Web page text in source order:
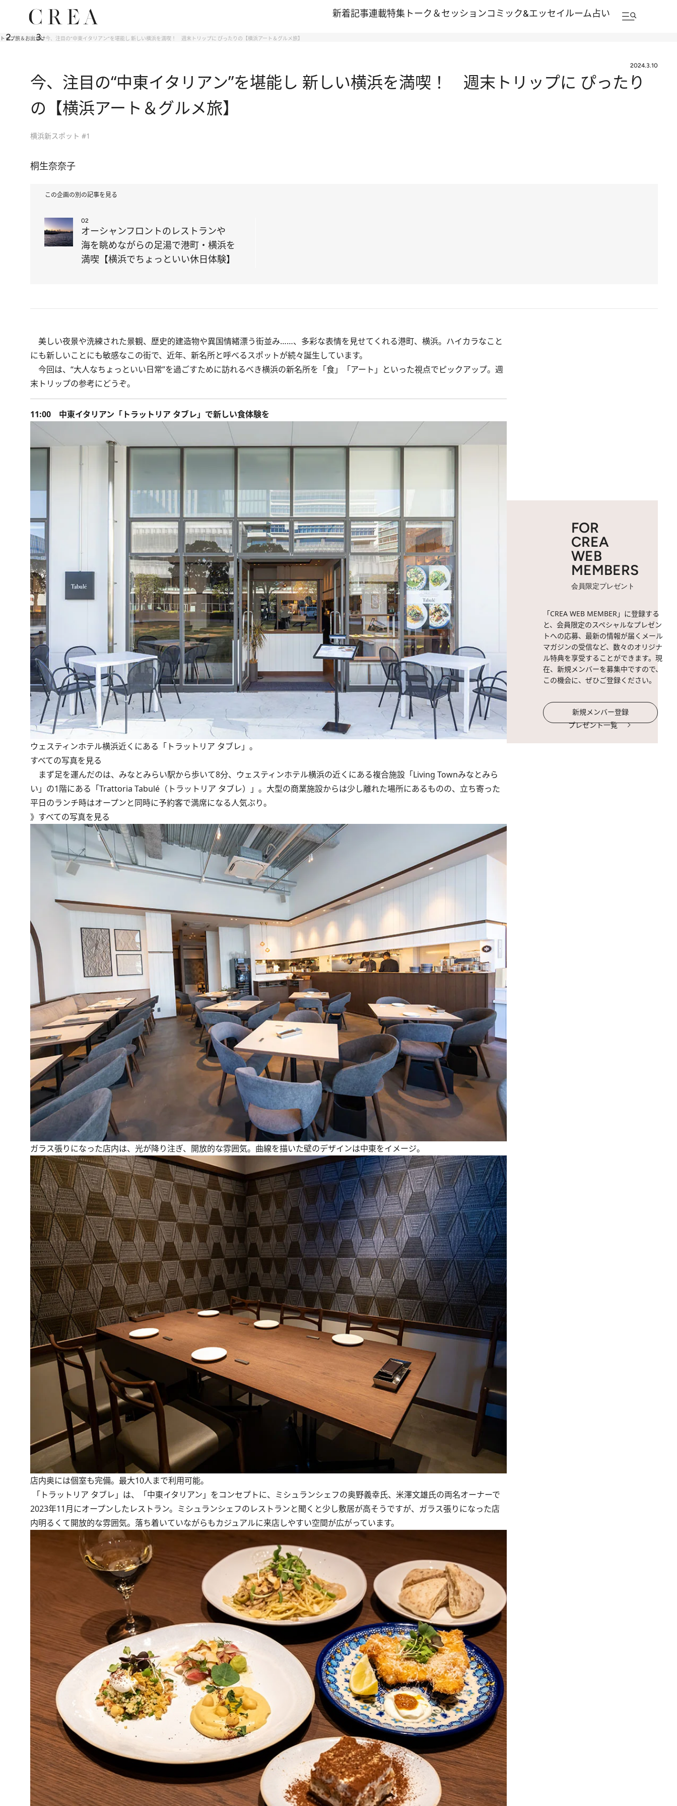
新着記事連載特集 トーク＆セッションコミック&エッセイルーム占い
トップ旅＆お出かけ今、注目の“中東イタリアン”を堪能し 新しい横浜を満喫！ 週末トリップに ぴったりの【横浜アート＆グルメ旅】
2024.3.10
今、注目の“中東イタリアン”を堪能し 新しい横浜を満喫！ 週末トリップに ぴったり
の【横浜アート＆グルメ旅】
横浜新スポット #1
桐生奈奈子
この企画の別の記事を見る
02
オーシャンフロントのレストランや
海を眺めながらの足湯で港町・横浜を
満喫【横浜でちょっといい休日体験】
美しい夜景や洗練された景観、歴史的建造物や異国情緒漂う街並み……、多彩な表情を見せてくれる港町、横浜。ハイカラなこと
にも新しいことにも敏感なこの街で、近年、新名所と呼べるスポットが続々誕生しています。
今回は、“大⼈なちょっといい日常”を過ごすために訪れるべき横浜の新名所を「食」「アート」といった視点でピックアップ。週
末トリップの参考にどうぞ。
11:00 中東イタリアン「トラットリア タブレ」で新しい食体験を
ウェスティンホテル横浜近くにある「トラットリア タブレ」。
すべての写真を見る
まず足を運んだのは、みなとみらい駅から歩いて8分、ウェスティンホテル横浜の近くにある複合施設「Living Townみなとみら
い」の1階にある「Trattoria Tabulé（トラットリア タブレ）」。大型の商業施設からは少し離れた場所にあるものの、立ち寄った
平日のランチ時はオープンと同時に予約客で満席になる人気ぶり。
》 すべての写真を見る
ガラス張りになった店内は、光が降り注ぎ、開放的な雰囲気。曲線を描いた壁のデザインは中東をイメージ。
店内奥には個室も完備。最大10人まで利用可能。
「トラットリア タブレ」は、「中東イタリアン」をコンセプトに、ミシュランシェフの奥野義幸氏、米澤文雄氏の両名オーナーで
2023年11月にオープンしたレストラン。ミシュランシェフのレストランと聞くと少し敷居が高そうですが、ガラス張りになった店
内明るくて開放的な雰囲気。落ち着いていながらもカジュアルに来店しやすい空間が広がっています。
FOR
CREA
WEB
MEMBERS
会員限定プレゼント
「CREA WEB MEMBER」に登録する
と、会員限定のスペシャルなプレゼン
トへの応募、最新の情報が届くメール
マガジンの受信など、数々のオリジナ
ル特典を享受することができます。現
在、新規メンバーを募集中ですので、
この機会に、ぜひご登録ください。
新規メンバー登録
プレゼント一覧